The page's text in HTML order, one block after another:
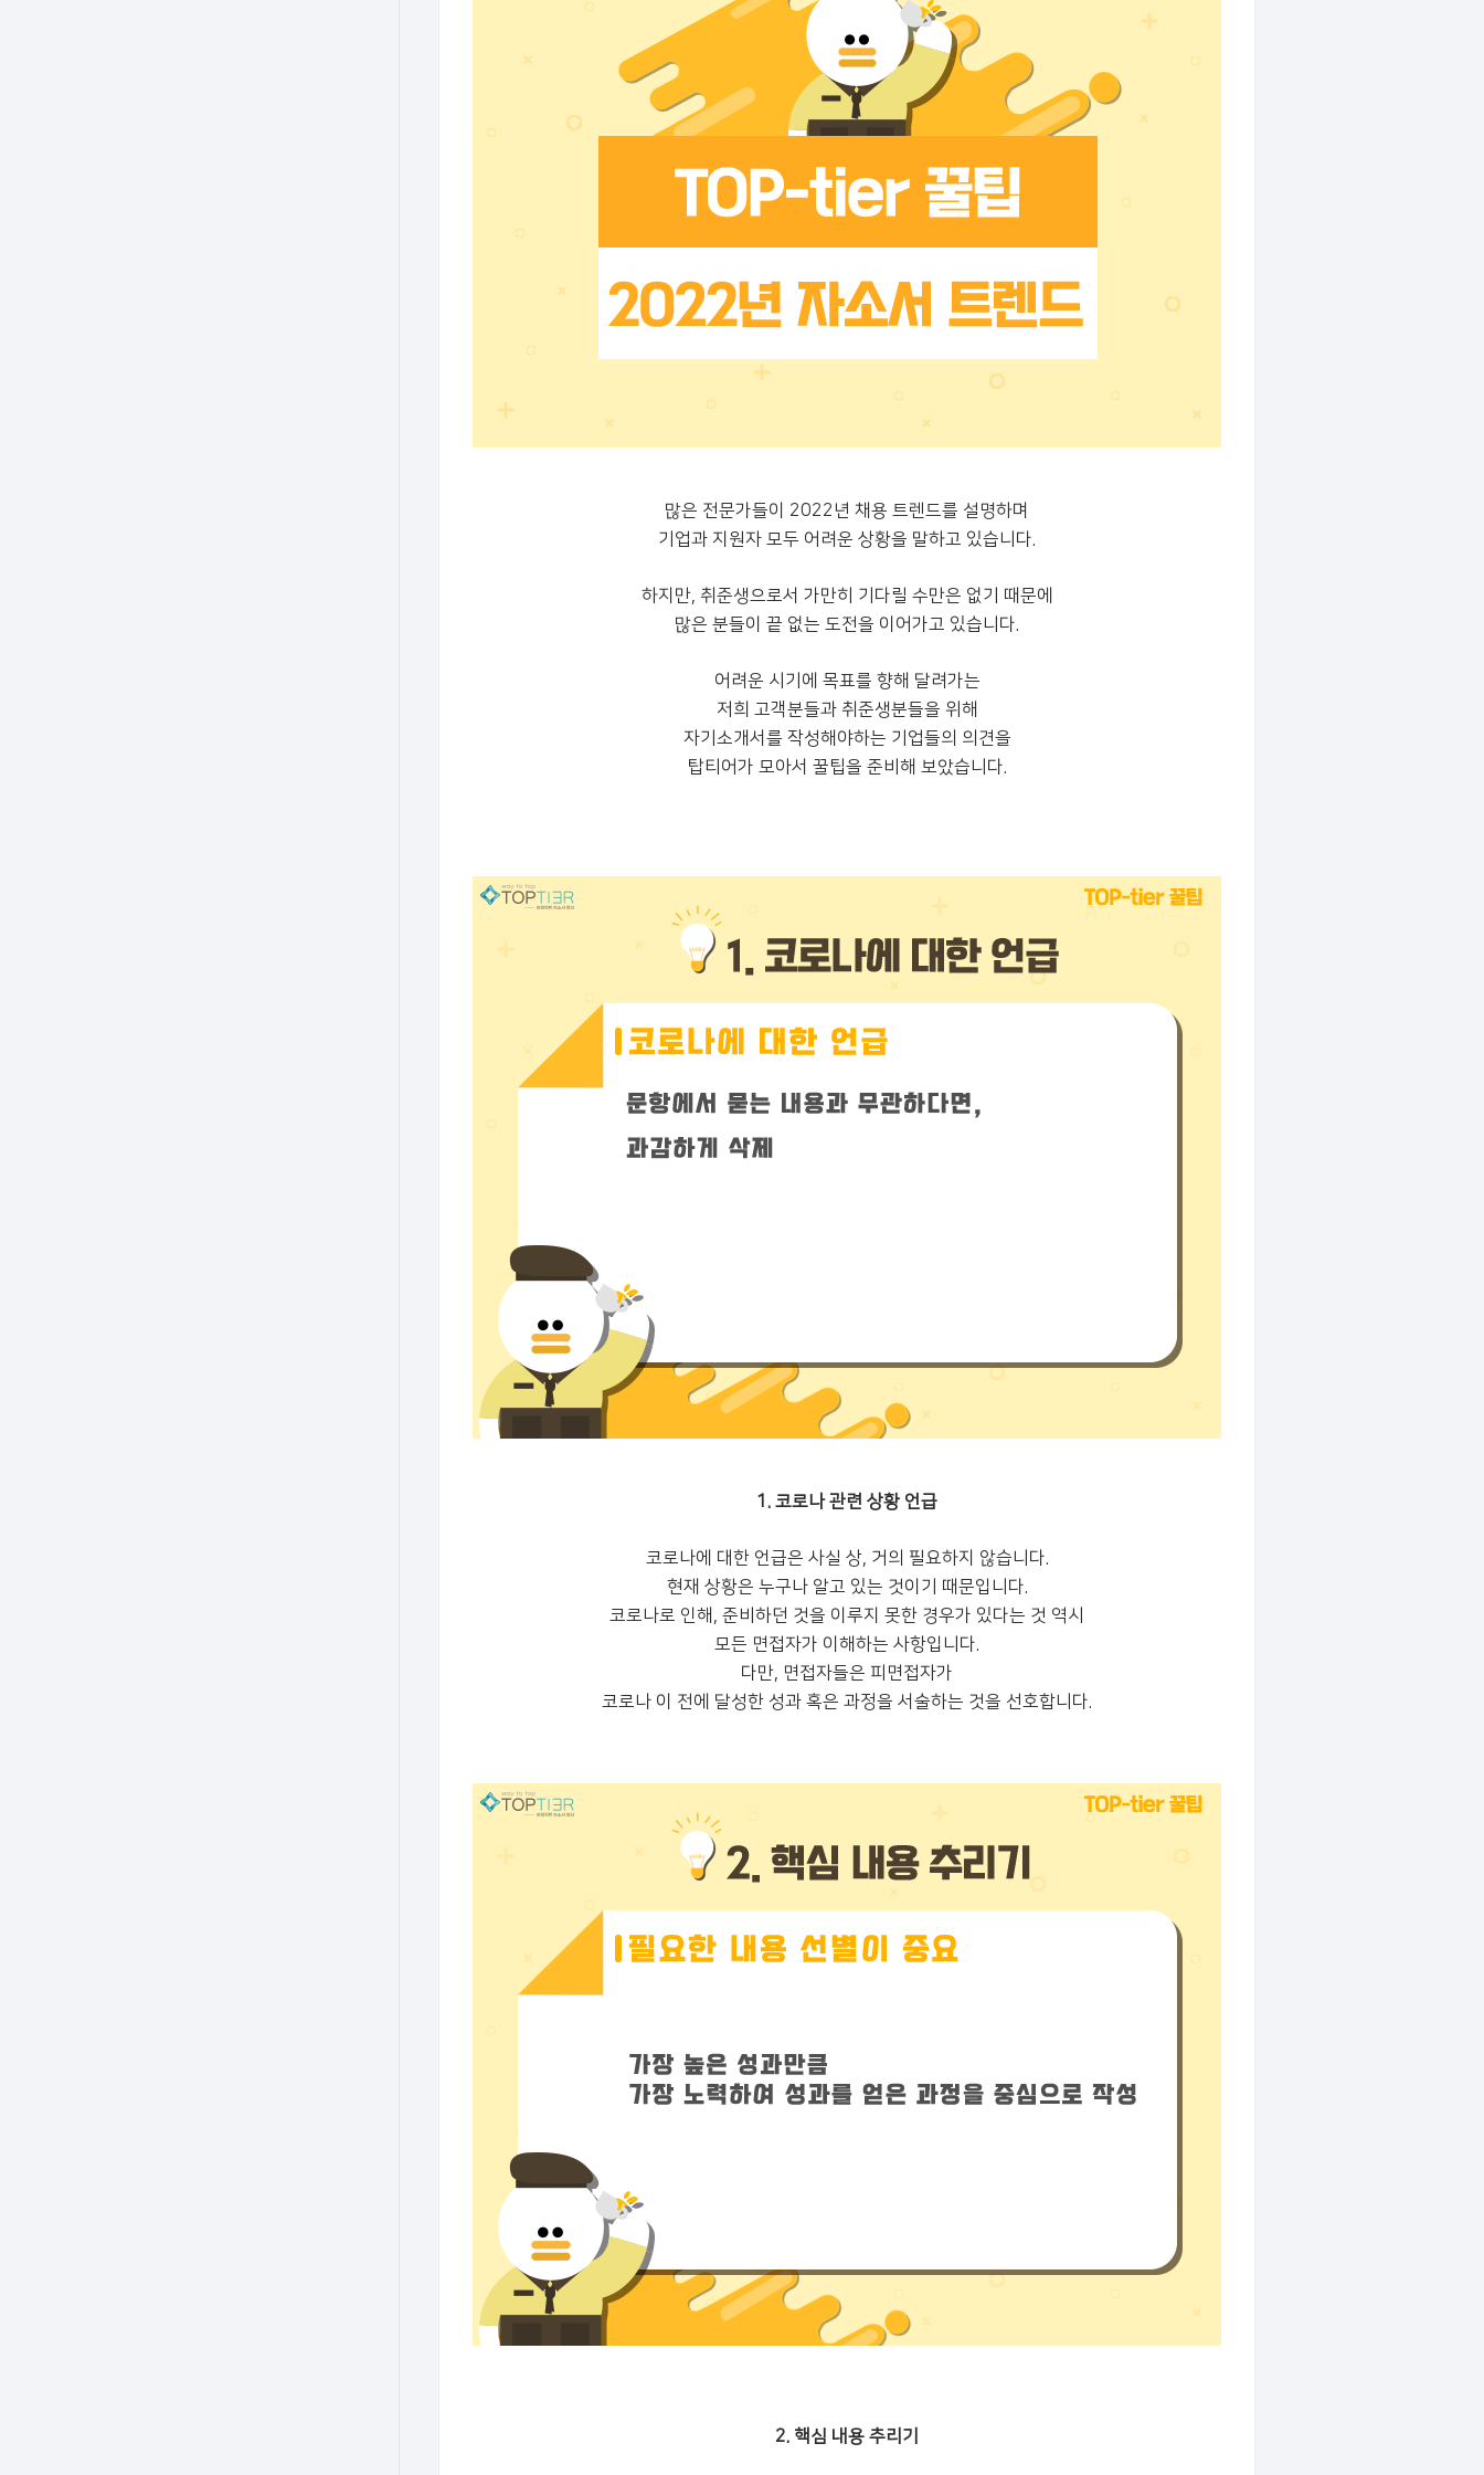
많은 전문가들이 2022년 채용 트렌드를 설명하며
기업과 지원자 모두 어려운 상황을 말하고 있습니다.
하지만, 취준생으로서 가만히 기다릴 수만은 없기 때문에
많은 분들이 끝 없는 도전을 이어가고 있습니다.
어려운 시기에 목표를 향해 달려가는
저희 고객분들과 취준생분들을 위해
자기소개서를 작성해야하는 기업들의 의견을
탑티어가 모아서 꿀팁을 준비해 보았습니다.
1. 코로나 관련 상황 언급
코로나에 대한 언급은 사실 상, 거의 필요하지 않습니다.
현재 상황은 누구나 알고 있는 것이기 때문입니다.
코로나로 인해, 준비하던 것을 이루지 못한 경우가 있다는 것 역시
모든 면접자가 이해하는 사항입니다.
다만, 면접자들은 피면접자가
코로나 이 전에 달성한 성과 혹은 과정을 서술하는 것을 선호합니다.
2. 핵심 내용 추리기